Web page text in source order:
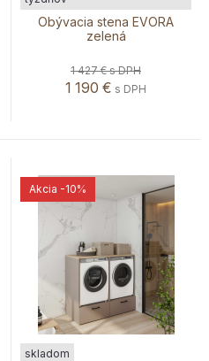
Obývacia stena EVORA
zelená
1 427 €s DPH
1 190 € s DPH
Akcia -10%
skladom